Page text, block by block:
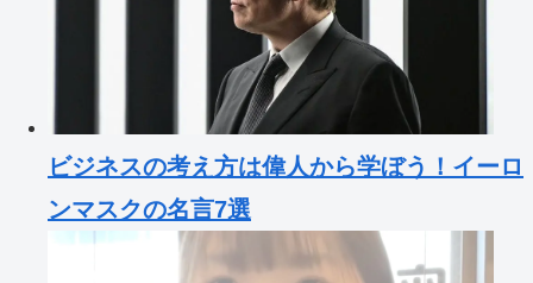
ビジネスの考え方は偉人から学ぼう！イーロ
ンマスクの名言7選